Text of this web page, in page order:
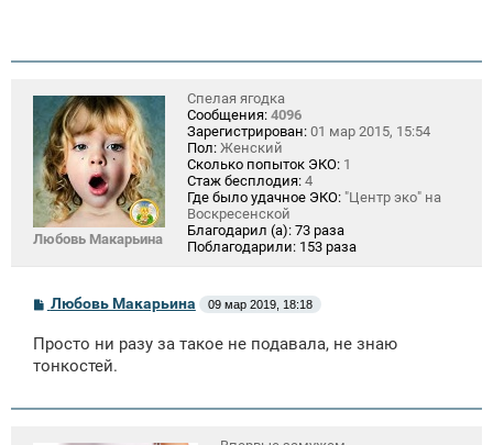
Любовь Макарьина
Спелая ягодка
Сообщения: 4096
Зарегистрирован: 01 мар 2015, 15:54
Пол: Женский
Сколько попыток ЭКО: 1
Стаж бесплодия: 4
Где было удачное ЭКО: "Центр эко" на
Воскресенской
Благодарил (а): 73 раза
Поблагодарили: 153 раза
С
б
щ
и
Любовь Макарьина 09 мар 2019, 18:18
Просто ни разу за такое не подавала, не знаю
тонкостей.